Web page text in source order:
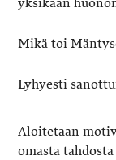
Mikä toi
Lyhyesti
Aloitetaan
omasta